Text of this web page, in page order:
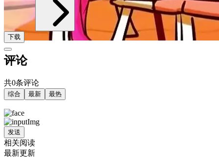
下载
评论
共0条评论
综合 最新 最热
发送
相关阅读
最新更新